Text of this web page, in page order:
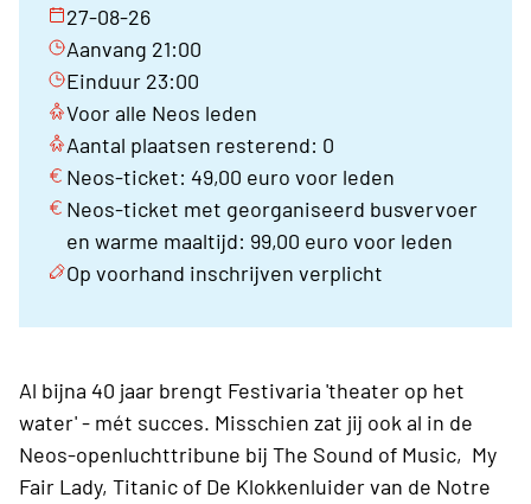
27-08-26
Aanvang 21:00
Einduur 23:00
Voor alle Neos leden
Aantal plaatsen resterend: 0
Neos-ticket: 49,00 euro voor leden
Neos-ticket met georganiseerd busvervoer
en warme maaltijd: 99,00 euro voor leden
Op voorhand inschrijven verplicht
Al bijna 40 jaar brengt Festivaria 'theater op het
water' - mét succes. Misschien zat jij ook al in de
Neos-openluchttribune bij The Sound of Music, My
Fair Lady, Titanic of De Klokkenluider van de Notre